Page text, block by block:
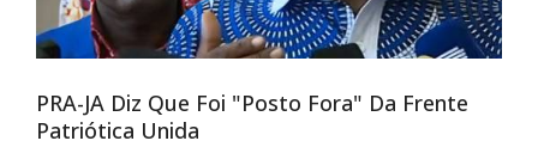
PRA-JA Diz Que Foi "posto Fora" Da Frente
Patriótica Unida